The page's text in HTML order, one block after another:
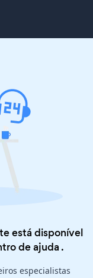
está disponível
de ajuda .
especialistas